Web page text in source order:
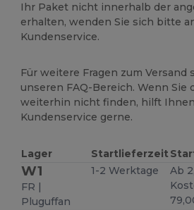
Ihr Paket nicht innerhalb der
erhalten, wenden Sie sich bitte
Kundenservice.
Für weitere Fragen zum Versand
unseren FAQ-Bereich. Wenn Sie
weiterhin nicht finden, hilft
Kundenservice gerne.
Lager Startlieferzeit
W1
FR |
Pluguffan
1-2 Werktage
Ab